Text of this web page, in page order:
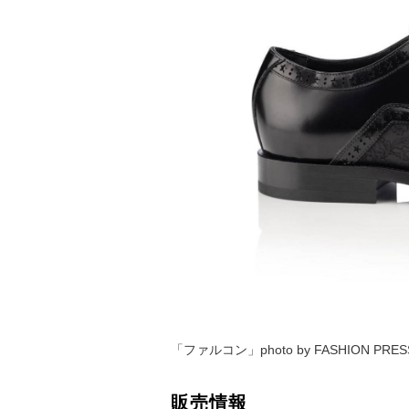
「ファルコン」photo by FASHION
販売情報